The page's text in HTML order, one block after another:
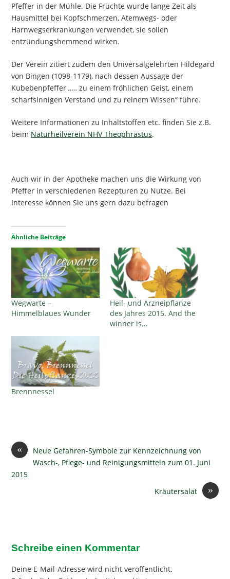
Pfeffer in der Mühle. Die Früchte wurde lange Zeit als
Hausmittel bei Kopfschmerzen, Atemwegs- oder
Harnwegserkrankungen verwendet, sie sollen
entzündungshemmend wirken.
Der Verein zitiert zudem den Universalgelehrten Hildegard
von Bingen (1098-1179), nach dessen Aussage der
Kubebenpfeffer „… zu einem fröhlichen Geist, einem
scharfsinnigen Verstand und zu reinem Wissen“ führe.
Weitere Informationen zu Inhaltstoffen etc. finden Sie z.B.
beim Naturheilverein NHV Theophrastus.
Auch wir in der Apotheke machen uns die Wirkung von
Pfeffer in verschiedenen Rezepturen zu Nutze. Bei
Interesse können Sie uns gern dazu befragen
Ähnliche Beiträge
Wegwarte –
Himmelblaues Wunder
Heil- und Arzneipflanze
des Jahres 2015. And the
winner is…
Brennnessel
«
Neue Gefahren-Symbole zur Kennzeichnung von
Wasch-, Pflege- und Reinigungsmitteln zum 01. Juni
2015
»
Kräutersalat
Schreibe einen Kommentar
Deine E-Mail-Adresse wird nicht veröffentlicht.